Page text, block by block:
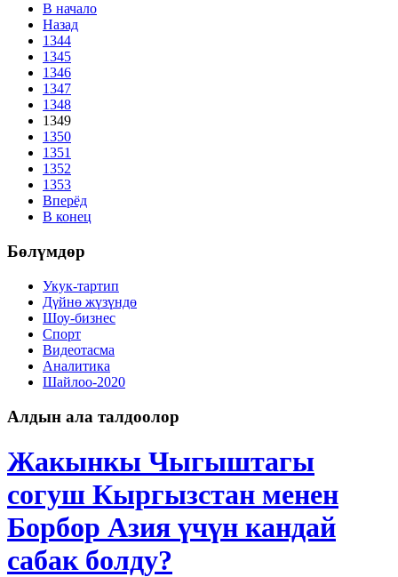
В начало
Назад
1344
1345
1346
1347
1348
1349
1350
1351
1352
1353
Вперёд
В конец
Бөлүмдөр
Укук-тартип
Дγйнө жүзүндө
Шоу-бизнес
Спорт
Видеотасма
Аналитика
Шайлоо-2020
Алдын ала талдоолор
Жакынкы Чыгыштагы
согуш Кыргызстан менен
Борбор Азия үчүн кандай
сабак болду?